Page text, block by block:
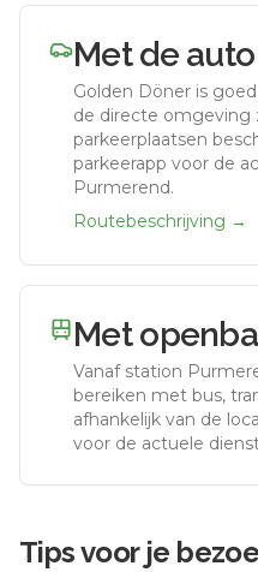
Met de auto
Golden Döner is
de directe omgeving
parkeerplaatsen
parkeerapp voor de
Purmerend.
Routebeschrijving →
Met
Vanaf station
bereiken met bus,
afhankelijk van de
voor de actuele
Tips voor je